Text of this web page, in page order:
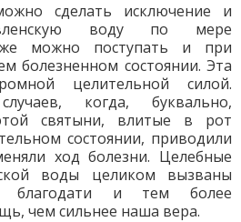
сделать исключение и
воду по мере
можно поступать и при
болезненном состоянии. Эта
целительной силой.
когда, буквально,
святыни, влитые в рот
состоянии, приводили
ход болезни. Целебные
воды целиком вызваны
благодати и тем более
чем сильнее наша вера.